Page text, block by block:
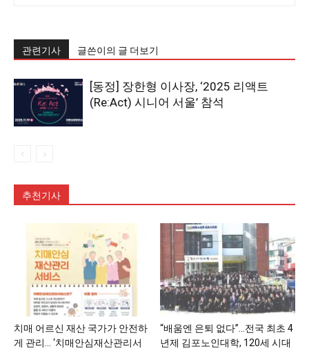
관련기사 글쓴이의 글 더보기
[동정] 장한형 이사장, ‘2025 리액트
(Re:Act) 시니어 서울’ 참석
추천기사
치매 어르신 재산 국가가 안전하
게 관리… ‘치매안심재산관리서
“배움엔 은퇴 없다”…전국 최초 4
년제 김포노인대학, 120세 시대